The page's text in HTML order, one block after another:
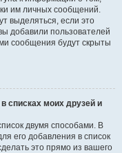
им личных сообщений.
выделяться, если это
добавили пользователей
сообщения будут скрыты
списках моих друзей и
двумя способами. В
его добавления в список
это прямо из вашего